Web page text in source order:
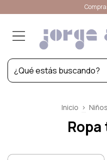
Inicio > Niños